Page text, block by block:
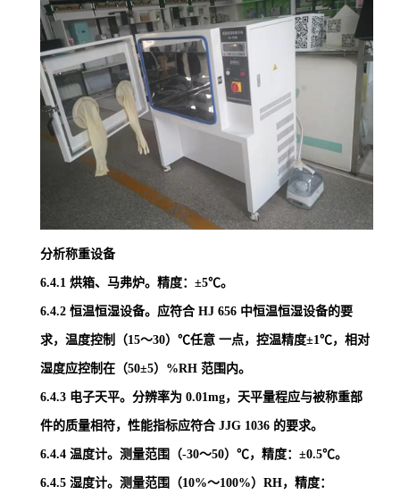
分析称重设备
6.4.1 烘箱、马弗炉。精度： ±5℃。
6.4.2 恒温恒湿设备。应符合 HJ 656 中恒温恒湿设备的要
求，温度控制（15～30）℃任意 一点，控温精度±1 ℃，相对
湿度应控制在（50±5） %RH 范围内。
6.4.3 电子天平。分辨率为 0.01mg，天平量程应与被称重部
件的质量相符，性能指标应符合 JJG 1036 的要求。
6.4.4 温度计。测量范围（-30～50）℃，精度：±0.5℃。
6.4.5 湿度计。测量范围（10%～100%） RH，精度：